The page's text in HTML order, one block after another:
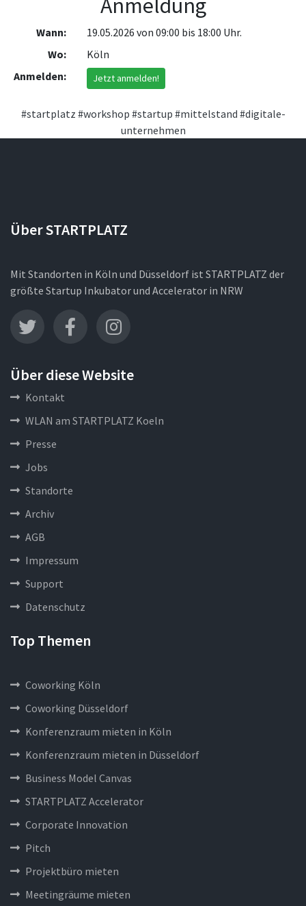
Anmeldung
Wann:
19.05.2026 von 09:00 bis 18:00 Uhr.
Wo:
Köln
Anmelden:
Jetzt anmelden!
#startplatz #workshop #startup #mittelstand #digitale-
unternehmen
Über STARTPLATZ
Mit Standorten in Köln und Düsseldorf ist STARTPLATZ der
größte Startup Inkubator und Accelerator in NRW
Über diese Website
Kontakt
WLAN am STARTPLATZ Koeln
Presse
Jobs
Standorte
Archiv
AGB
Impressum
Support
Datenschutz
Top Themen
Coworking Köln
Coworking Düsseldorf
Konferenzraum mieten in Köln
Konferenzraum mieten in Düsseldorf
Business Model Canvas
STARTPLATZ Accelerator
Corporate Innovation
Pitch
Projektbüro mieten
Meetingräume mieten